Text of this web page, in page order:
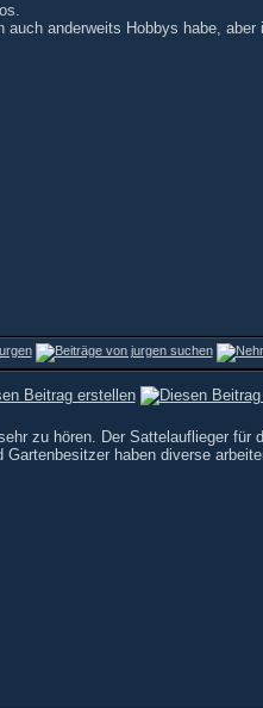
anderweits Hobbys habe,
zu hören. Der Sattelauflieger
haben diverse